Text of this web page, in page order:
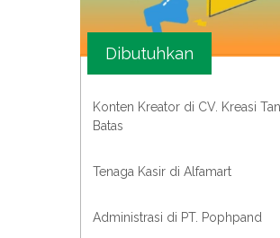
Dibutuhkan
Konten Kreator di CV. Kreasi
Batas
Tenaga Kasir di Alfamart
Administrasi di PT. Pophpand